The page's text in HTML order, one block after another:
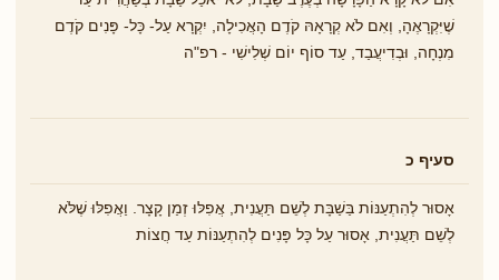
שֶׁיִּקְרָאֶהָ, וְאִם לֹא קְרָאָהּ קֹדֶם הָאֲכִילָה, יִקְרָא עַל- כָּל- פָּנִים קֹדֶם
מִנְחָה, וּבְדִיעֲבַד, עַד סוֹף יוֹם שְׁלִישִׁי - רפ"ה
סעיף כ
אָסוּר לְהִתְעַנּוֹת בַּשַׁבָּת לְשֵׁם תַּעֲנִית, אֲפִלּוּ זְמַן קָצָר. וַאֲפִלּוּ שֶׁלֹּא
לְשֵׁם תַּעֲנִית, אָסוּר עַל כָּל פָּנִים לְהִתְעַנּוֹת עַד חֲצוֹת